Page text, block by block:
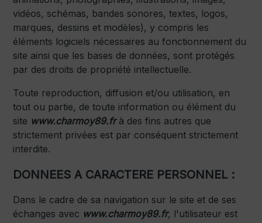
vidéos, schémas, bandes sonores, textes, logos,
marques, dessins et modèles), y compris les
éléments logiciels nécessaires au fonctionnement du
site ainsi que les bases de données, sont protégés
par des droits de propriété intellectuelle.
Toute reproduction, diffusion et/ou utilisation, en
tout ou partie, de toute information ou élément du
site www.charmoy89.frà des fins autres que
strictement privées est par conséquent strictement
interdite.
DONNEES A CARACTERE PERSONNEL :
Dans le cadre de sa navigation sur le site et de ses
échanges avec www.charmoy89.fr, l'utilisateur est